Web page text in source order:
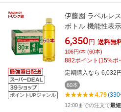
ポイントUPジャンル
伊藤園 ラベルレ
ボトル 機能性表
【お〜いお茶】
6,350 円 送料無
106円/本 (60本)
882ポイント (15%ポ
定期購入なら 6,032円
60本
4.79(330
12:00までの注文で最